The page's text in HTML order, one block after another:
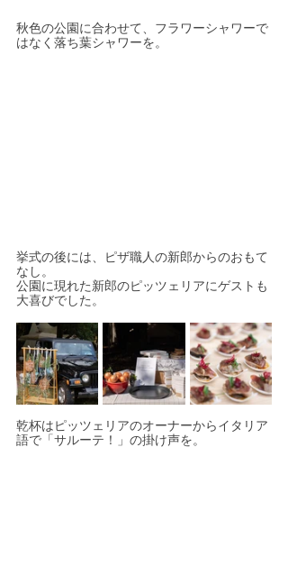
秋色の公園に合わせて、フラワーシャワーで
はなく落ち葉シャワーを。
挙式の後には、ピザ職人の新郎からのおもて
なし。
公園に現れた新郎のピッツェリアにゲストも
大喜びでした。
乾杯はピッツェリアのオーナーからイタリア
語で「サルーテ！」の掛け声を。